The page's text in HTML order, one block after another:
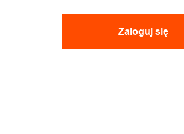
Zaloguj się